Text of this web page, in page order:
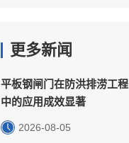
更多新闻
平板钢闸门在防洪排涝工程
中的应用成效显著
2026-08-05